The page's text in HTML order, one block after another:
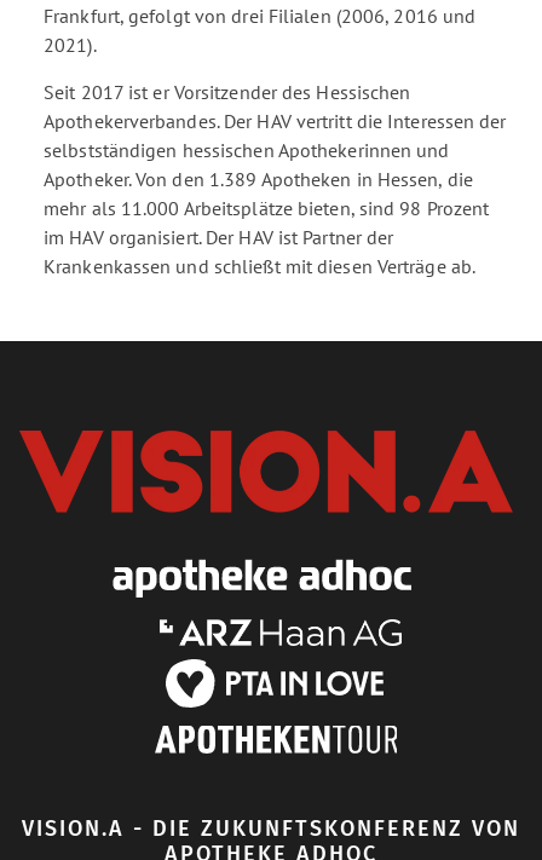
Frankfurt, gefolgt von drei Filialen (2006, 2016 und
2021).
Seit 2017 ist er Vorsitzender des Hessischen
Apothekerverbandes. Der HAV vertritt die Interessen der
selbstständigen hessischen Apothekerinnen und
Apotheker. Von den 1.389 Apotheken in Hessen, die
mehr als 11.000 Arbeitsplätze bieten, sind 98 Prozent
im HAV organisiert. Der HAV ist Partner der
Krankenkassen und schließt mit diesen Verträge ab.
VISION.A - DIE ZUKUNFTSKONFERENZ VON
APOTHEKE ADHOC